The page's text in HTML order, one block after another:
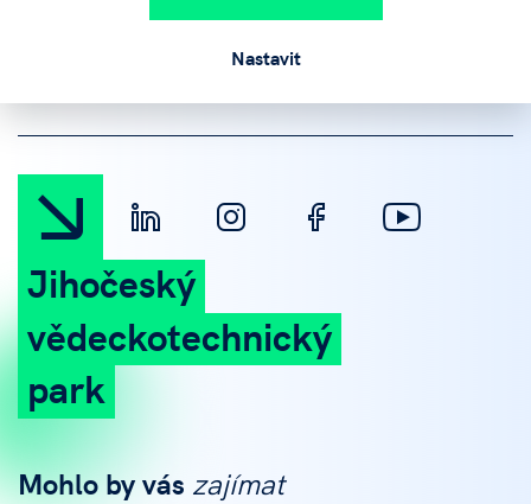
Nastavit
Jihočeský
vědeckotechnický
park
Mohlo by vás zajímat